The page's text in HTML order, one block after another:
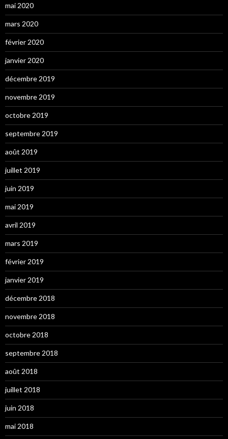
mai 2020
mars 2020
février 2020
janvier 2020
décembre 2019
novembre 2019
octobre 2019
septembre 2019
août 2019
juillet 2019
juin 2019
mai 2019
avril 2019
mars 2019
février 2019
janvier 2019
décembre 2018
novembre 2018
octobre 2018
septembre 2018
août 2018
juillet 2018
juin 2018
mai 2018